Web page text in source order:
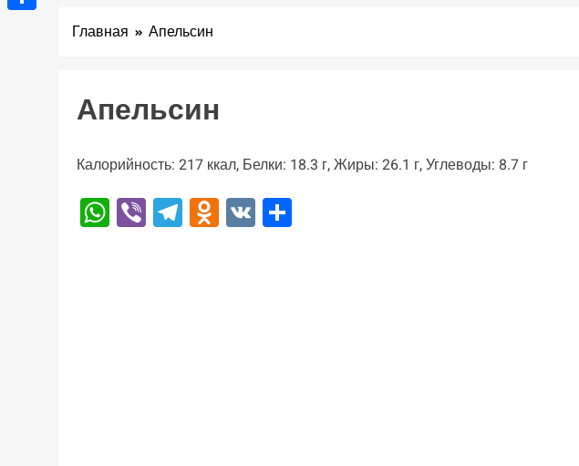
Главная Апельсин
Апельсин
Калорийность: 217 ккал, Белки: 18.3 г, Жиры: 26.1 г, Углеводы: 8.7 г
WhatsApp
ViberTelegram
Odnoklassniki
VK
Отправить